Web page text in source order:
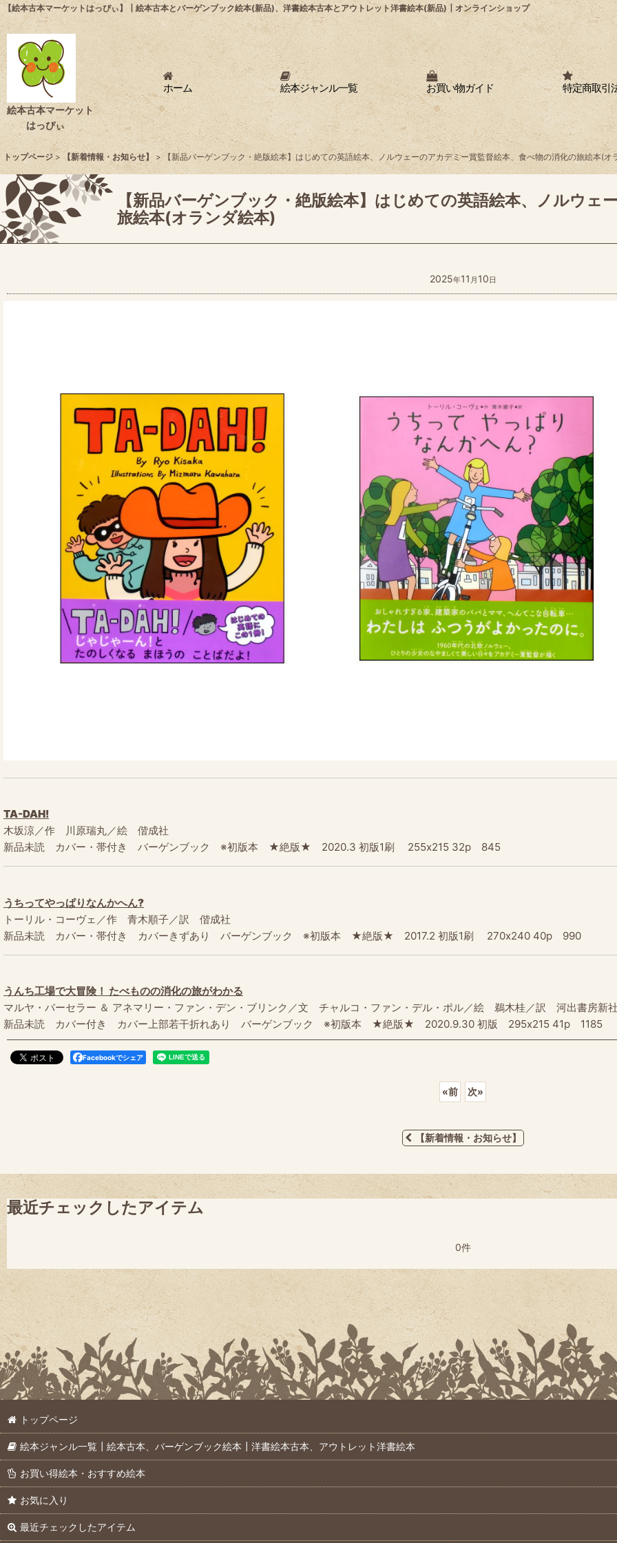
【絵本古本マーケットはっぴぃ】┃絵本古本とバーゲンブック絵本(新品)、洋書絵本古本とアウトレット洋書絵本(新品)┃オンラインショップ
絵本古本マーケット
はっぴぃ
ホーム 絵本ジャンル一覧 お買い物ガイド 特定商取引
トップページ > 【新着情報・お知らせ】 > 【新品バーゲンブック・絶版絵本】はじめての英語絵本、ノルウェーのアカデミー賞監督絵本、食べ物の消化の旅絵本(オ
【新品バーゲンブック・絶版絵本】はじめての英語絵本、ノルウェ
旅絵本(オランダ絵本)
2025年11 月 10日
TA-DAH!
木坂涼／作 川原瑞丸／絵 偕成社
新品未読 カバー・帯付き バーゲンブック ※初版本 ★絶版★ 2020.3 初版1刷 255x215 32p 845
うちってやっぱりなんかへん?
トーリル・コーヴェ／作 青木順子／訳 偕成社
新品未読 カバー・帯付き カバーきずあり バーゲンブック ※初版本 ★絶版★ 2017.2 初版1刷 270x240 40p 990
うんち工場で大冒険！ たべものの消化の旅がわかる
マルヤ・バーセラー ＆ アネマリー・ファン・デン・ブリンク／文 チャルコ・ファン・デル・ポル／絵 鵜木桂／訳 河出書房新
新品未読 カバー付き カバー上部若干折れあり バーゲンブック ※初版本 ★絶版★ 2020.9.30 初版 295x215 41p 1185
Facebookでシェア
«前 次»
【新着情報・お知らせ】
最近チェックしたアイテム
0件
トップページ
絵本ジャンル一覧┃絵本古本、バーゲンブック絵本┃洋書絵本古本、アウトレット洋書絵本
お買い得絵本・おすすめ絵本
お気に入り
最近チェックしたアイテム